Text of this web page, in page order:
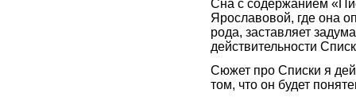
Сна с содержанием
Ярославовой, где она
рода, заставляет
действительности
Сюжет про Списки я
том, что он будет